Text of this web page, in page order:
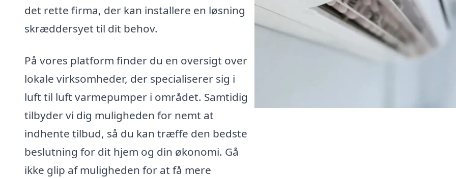
det rette firma, der kan installere en løsning
skræddersyet til dit behov.
På vores platform finder du en oversigt over
lokale virksomheder, der specialiserer sig i
luft til luft varmepumper i området. Samtidig
tilbyder vi dig muligheden for nemt at
indhente tilbud, så du kan træffe den bedste
beslutning for dit hjem og din økonomi. Gå
ikke glip af muligheden for at få mere